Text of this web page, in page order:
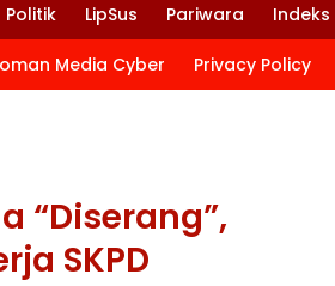
Politik LipSus Pariwara Indeks
Media Cyber Privacy Policy
“Diserang”,
SKPD